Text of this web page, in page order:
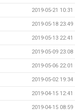
2019-05-21 10:31
2019-05-18 23:49
2019-05-13 22:41
2019-05-09 23:08
2019-05-06 22:01
2019-05-02 19:34
2019-04-15 12:41
2019-04-15 08:59